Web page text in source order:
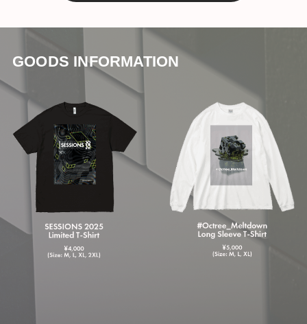
GOODS INFORMATION